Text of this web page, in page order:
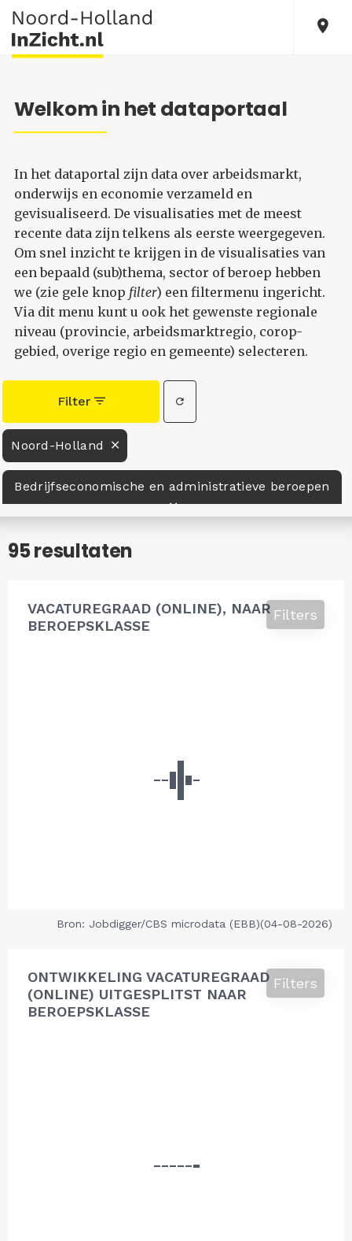
Welkom in het dataportaal
In het dataportal zijn data over arbeidsmarkt,
onderwijs en economie verzameld en
gevisualiseerd. De visualisaties met de meest
recente data zijn telkens als eerste weergegeven.
Om snel inzicht te krijgen in de visualisaties van
een bepaald (sub)thema, sector of beroep hebben
we (zie gele knop filter) een filtermenu ingericht.
Via dit menu kunt u ook het gewenste regionale
niveau (provincie, arbeidsmarktregio, corop-
gebied, overige regio en gemeente) selecteren.
Filter
Noord-Holland
Bedrijfseconomische en administratieve beroepen
95 resultaten
VACATUREGRAAD (ONLINE), NAAR
BEROEPSKLASSE
Filters
Bron: Jobdigger/CBS microdata (EBB)(04-08-2026)
ONTWIKKELING VACATUREGRAAD
(ONLINE) UITGESPLITST NAAR
BEROEPSKLASSE
Filters